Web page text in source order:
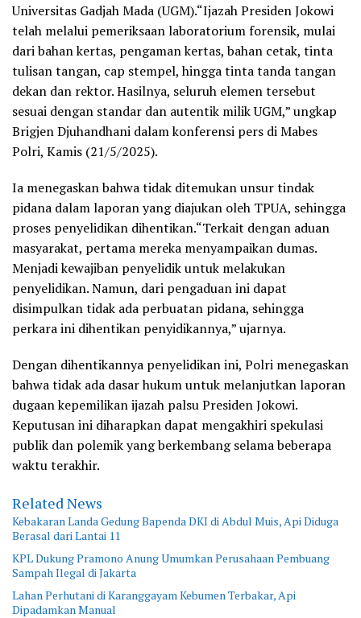
Universitas Gadjah Mada (UGM).“Ijazah Presiden Jokowi
telah melalui pemeriksaan laboratorium forensik, mulai
dari bahan kertas, pengaman kertas, bahan cetak, tinta
tulisan tangan, cap stempel, hingga tinta tanda tangan
dekan dan rektor. Hasilnya, seluruh elemen tersebut
sesuai dengan standar dan autentik milik UGM,” ungkap
Brigjen Djuhandhani dalam konferensi pers di Mabes
Polri, Kamis (21/5/2025).
Ia menegaskan bahwa tidak ditemukan unsur tindak
pidana dalam laporan yang diajukan oleh TPUA, sehingga
proses penyelidikan dihentikan.“Terkait dengan aduan
masyarakat, pertama mereka menyampaikan dumas.
Menjadi kewajiban penyelidik untuk melakukan
penyelidikan. Namun, dari pengaduan ini dapat
disimpulkan tidak ada perbuatan pidana, sehingga
perkara ini dihentikan penyidikannya,” ujarnya.
Dengan dihentikannya penyelidikan ini, Polri menegaskan
bahwa tidak ada dasar hukum untuk melanjutkan laporan
dugaan kepemilikan ijazah palsu Presiden Jokowi.
Keputusan ini diharapkan dapat mengakhiri spekulasi
publik dan polemik yang berkembang selama beberapa
waktu terakhir.
Related News
Kebakaran Landa Gedung Bapenda DKI di Abdul Muis, Api Diduga
Berasal dari Lantai 11
KPL Dukung Pramono Anung Umumkan Perusahaan Pembuang
Sampah Ilegal di Jakarta
Lahan Perhutani di Karanggayam Kebumen Terbakar, Api
Dipadamkan Manual